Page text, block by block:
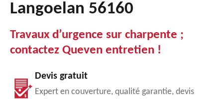
Langoelan 56160
Travaux d’urgence sur charpente ;
contactez Queven entretien !
Devis gratuit
Expert en couverture, qualité garantie, devis